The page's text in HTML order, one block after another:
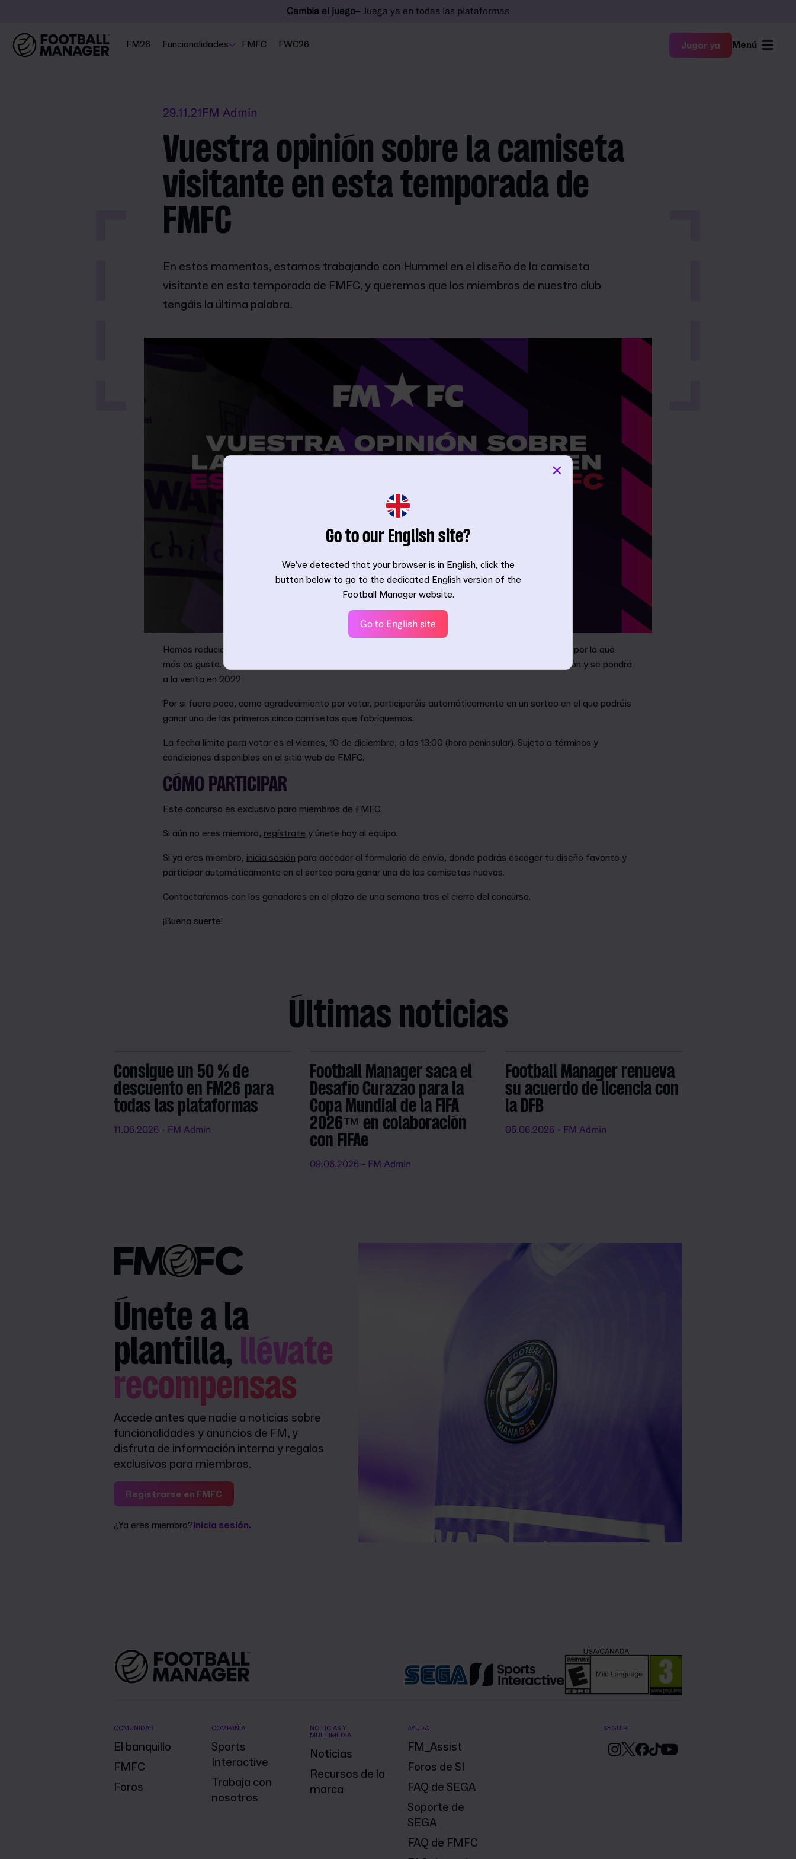
Cambia el juego– Juega ya en todas las plataformas
FM26 Funcionalidades FMFC FWC26 Jugar ya Menú
29.11.21FM Admin
Vuestra opinión sobre la camiseta
visitante en esta temporada de
FMFC
En estos momentos, estamos trabajando con Hummel en el diseño de la camiseta
visitante en esta temporada de FMFC, y queremos que los miembros de nuestro club
tengáis la última palabra.
Hemos reducido la preselección a tres opciones y, ahora, os cedemos el control al permitiros votar por la que
más os guste. Cuando todos hayáis votado, el diseño más popular pasará a la cadena de producción y se pondrá
a la venta en 2022.
Por si fuera poco, como agradecimiento por votar, participaréis automáticamente en un sorteo en el que podréis
ganar una de las primeras cinco camisetas que fabriquemos.
La fecha límite para votar es el viernes, 10 de diciembre, a las 13:00 (hora peninsular). Sujeto a términos y
condiciones disponibles en el sitio web de FMFC.
CÓMO PARTICIPAR
Este concurso es exclusivo para miembros de FMFC.
Si aún no eres miembro, regístrate y únete hoy al equipo.
Si ya eres miembro, inicia sesión para acceder al formulario de envío, donde podrás escoger tu diseño favorito y
participar automáticamente en el sorteo para ganar una de las camisetas nuevas.
Contactaremos con los ganadores en el plazo de una semana tras el cierre del concurso.
¡Buena suerte!
Últimas noticias
Consigue un 50 % de
descuento en FM26 para
todas las plataformas
11.06.2026 - FM Admin
Football Manager saca el
Desafío Curazao para la
Copa Mundial de la FIFA
2026™ en colaboración
con FIFAe
09.06.2026 - FM Admin
Football Manager renueva
su acuerdo de licencia con
la DFB
05.06.2026 - FM Admin
Únete a la
plantilla, llévate
recompensas
Accede antes que nadie a noticias sobre
funcionalidades y anuncios de FM, y
disfruta de información interna y regalos
exclusivos para miembros.
Registrarse en FMFC
¿Ya eres miembro?Inicia sesión.
COMUNIDAD
El banquillo
FMFC
Foros
COMPAÑÍA
Sports
Interactive
Trabaja con
nosotros
NOTICIAS Y
MULTIMEDIA
Noticias
Recursos de la
marca
AYUDA
FM_Assist
Foros de SI
FAQ de SEGA
Soporte de
SEGA
FAQ de FMFC
SEGUIR
Go to our English site?
We’ve detected that your browser is in English, click the
button below to go to the dedicated English version of the
Football Manager website.
Go to English site
×